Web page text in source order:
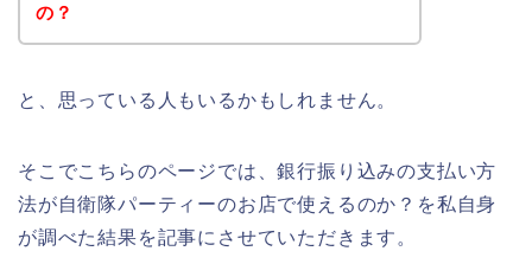
の？
と、思っている人もいるかもしれません。
そこでこちらのページでは、銀行振り込みの支払い方
法が自衛隊パーティーのお店で使えるのか？を私自身
が調べた結果を記事にさせていただきます。